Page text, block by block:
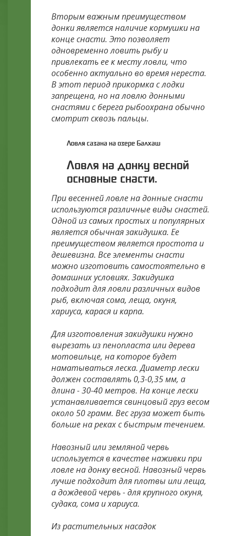
Вторым важным преимуществом
донки является наличие кормушки на
конце снасти. Это позволяет
одновременно ловить рыбу и
привлекать ее к месту ловли, что
особенно актуально во время нереста.
В этот период прикормка с лодки
запрещена, но на ловлю донными
снастями с берега рыбоохрана обычно
смотрит сквозь пальцы.
Ловля сазана на озере Балхаш
Ловля на донку весной
основные снасти.
При весенней ловле на донные снасти
используются различные виды снастей.
Одной из самых простых и популярных
является обычная закидушка. Ее
преимуществом является простота и
дешевизна. Все элементы снасти
можно изготовить самостоятельно в
домашних условиях. Закидушка
подходит для ловли различных видов
рыб, включая сома, леща, окуня,
хариуса, карася и карпа.
Для изготовления закидушки нужно
вырезать из пенопласта или дерева
мотовильце, на которое будет
наматываться леска. Диаметр лески
должен составлять 0,3-0,35 мм, а
длина - 30-40 метров. На конце лески
устанавливается свинцовый груз весом
около 50 грамм. Вес груза может быть
больше на реках с быстрым течением.
Навозный или земляной червь
используется в качестве наживки при
ловле на донку весной. Навозный червь
лучше подходит для плотвы или леща,
а дождевой червь - для крупного окуня,
судака, сома и хариуса.
Из растительных насадок